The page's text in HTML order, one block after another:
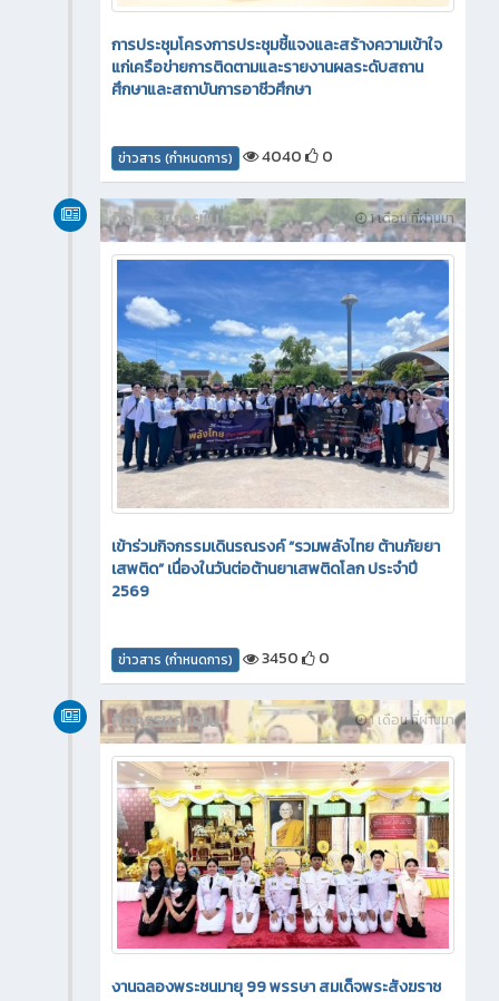
การประชุมโครงการประชุมชี้แจงและสร้างความเข้าใจ
แก่เครือข่ายการติดตามและรายงานผลระดับสถาน
ศึกษาและสถาบันการอาชีวศึกษา
ข่าวสาร (กำหนดการ) 4040 0
1 เดือน ที่ผ่านมา
กิจกรรมภายใน
เข้าร่วมกิจกรรมเดินรณรงค์ “รวมพลังไทย ต้านภัยยา
เสพติด” เนื่องในวันต่อต้านยาเสพติดโลก ประจำปี
2569
ข่าวสาร (กำหนดการ) 3450 0
1 เดือน ที่ผ่านมา
กิจกรรมภายใน
งานฉลองพระชนมายุ 99 พรรษา สมเด็จพระสังฆราช